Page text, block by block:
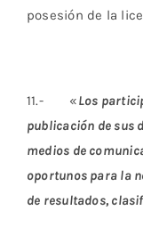
posesión de la
11.- «Los
publicación de sus
medios de
oportunos para la
de resultados,